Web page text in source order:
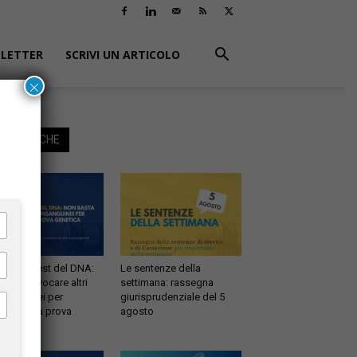
SCRIVI UN ARTICOLO
ANCHE
e test del DNA:
basta evocare altri
per
la prova
Le sentenze della
settimana: rassegna
giurisprudenziale del 5
agosto
×